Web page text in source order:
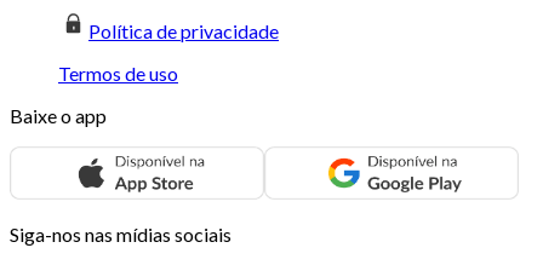
Política de privacidade
Termos de uso
Baixe o app
Siga-nos nas mídias sociais